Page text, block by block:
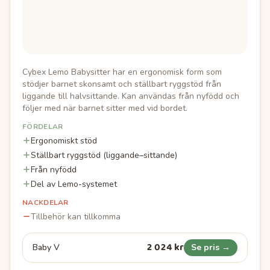
Cybex Lemo Babysitter har en ergonomisk form som
stödjer barnet skonsamt och ställbart ryggstöd från
liggande till halvsittande. Kan användas från nyfödd och
följer med när barnet sitter med vid bordet.
FÖRDELAR
Ergonomiskt stöd
Ställbart ryggstöd (liggande–sittande)
Från nyfödd
Del av Lemo-systemet
NACKDELAR
Tillbehör kan tillkomma
Baby V 2 024 kr Se pris →